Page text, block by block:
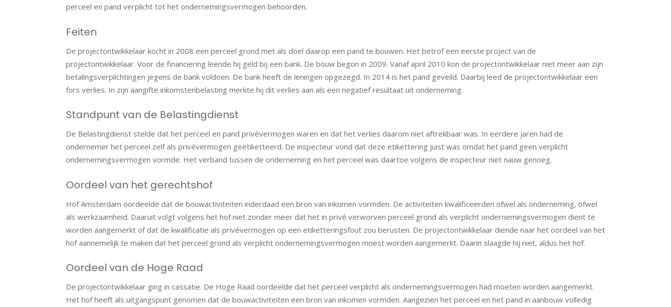
perceel en pand verplicht tot het ondernemingsvermogen behoorden.
Feiten
De projectontwikkelaar kocht in 2008 een perceel grond met als doel daarop een pand te bouwen. Het betrof een eerste project van de
projectontwikkelaar. Voor de financiering leende hij geld bij een bank. De bouw begon in 2009. Vanaf april 2010 kon de projectontwikkelaar niet meer aan zijn
betalingsverplichtingen jegens de bank voldoen. De bank heeft de leningen opgezegd. In 2014 is het pand geveild. Daarbij leed de projectontwikkelaar een
fors verlies. In zijn aangifte inkomstenbelasting merkte hij dit verlies aan als een negatief resultaat uit onderneming.
Standpunt van de Belastingdienst
De Belastingdienst stelde dat het perceel en pand privévermogen waren en dat het verlies daarom niet aftrekbaar was. In eerdere jaren had de
ondernemer het perceel zelf als privévermogen geëtiketteerd. De inspecteur vond dat deze etikettering juist was omdat het pand geen verplicht
ondernemingsvermogen vormde. Het verband tussen de onderneming en het perceel was daartoe volgens de inspecteur niet nauw genoeg.
Oordeel van het gerechtshof
Hof Amsterdam oordeelde dat de bouwactiviteiten inderdaad een bron van inkomen vormden. De activiteiten kwalificeerden ofwel als onderneming, ofwel
als werkzaamheid. Daaruit volgt volgens het hof niet zonder meer dat het in privé verworven perceel grond als verplicht ondernemingsvermogen dient te
worden aangemerkt of dat de kwalificatie als privévermogen op een etiketteringsfout zou berusten. De projectontwikkelaar diende naar het oordeel van het
hof aannemelijk te maken dat het perceel grond als verplicht ondernemingsvermogen moest worden aangemerkt. Daarin slaagde hij niet, aldus het hof.
Oordeel van de Hoge Raad
De projectontwikkelaar ging in cassatie. De Hoge Raad oordeelde dat het perceel verplicht als ondernemingsvermogen had moeten worden aangemerkt.
Het hof heeft als uitgangspunt genomen dat de bouwactiviteiten een bron van inkomen vormden. Aangezien het perceel en het pand in aanbouw volledig